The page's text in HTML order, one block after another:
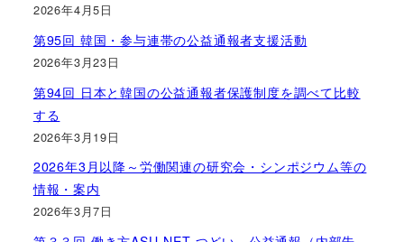
2026年4月5日
第95回 韓国・参与連帯の公益通報者支援活動
2026年3月23日
第94回 日本と韓国の公益通報者保護制度を調べて比較
する
2026年3月19日
2026年3月以降～労働関連の研究会・シンポジウム等の
情報・案内
2026年3月7日